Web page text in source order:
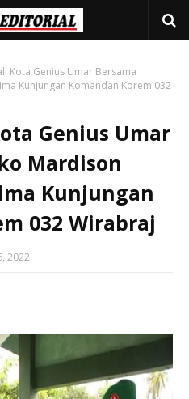
Kota Genius Umar Bersama
Kunjungan Komandan Korem 032
Genius Umar
Mardison
Kunjungan
032 Wirabraj
2022